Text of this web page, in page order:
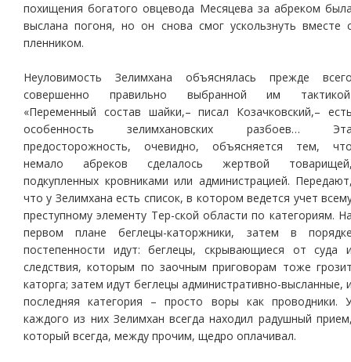
похищения богатого овцевода Месяцева за абреком
выслана погоня, но он снова смог ускользнуть вместе
пленником.
Неуловимость Зелимхана объяснялась прежде
совершенно правильно выбранной им
«Переменный состав шайки,– писал Козачковский,–
особенность зелимхановских разбоев…
предосторожность, очевидно, объясняется тем,
немало абреков сделалось жертвой
подкупленных кровниками или администрацией.
что у Зелимхана есть список, в котором ведется учет
преступному элементу Тер-ской области по категориям.
первом плане беглецы-каторжники, затем в
постепенности идут: беглецы, скрывающиеся от суда
следствия, которым по заочным приговорам тоже
каторга; затем идут беглецы административно-высланные,
последняя категория – просто воры как проводники.
каждого из них Зелимхан всегда находил радушный
который всегда, между прочим, щедро оплачивал.